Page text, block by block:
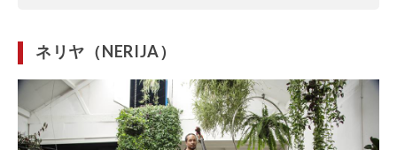
ネリヤ（NERIJA）